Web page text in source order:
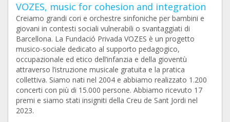
VOZES, music for cohesion and integration
Creiamo grandi cori e orchestre sinfoniche per bambini e
giovani in contesti sociali vulnerabili o svantaggiati di
Barcellona. La Fundació Privada VOZES è un progetto
musico-sociale dedicato al supporto pedagogico,
occupazionale ed etico dell’infanzia e della gioventù
attraverso l’istruzione musicale gratuita e la pratica
collettiva. Siamo nati nel 2004 e abbiamo realizzato 1.200
concerti con più di 15.000 persone. Abbiamo ricevuto 17
premi e siamo stati insigniti della Creu de Sant Jordi nel
2023.